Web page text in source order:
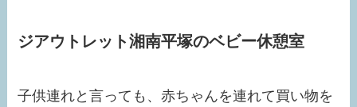
ジアウトレット湘南平塚のベビー休憩室
子供連れと言っても、赤ちゃんを連れて買い物を